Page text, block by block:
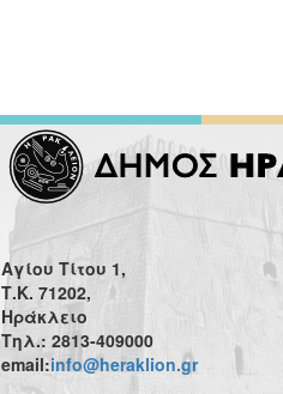
Αγίου Τίτου 1,
Τ.Κ. 71202,
Ηράκλειο
Τηλ.: 2813-409000
email:info@heraklion.gr